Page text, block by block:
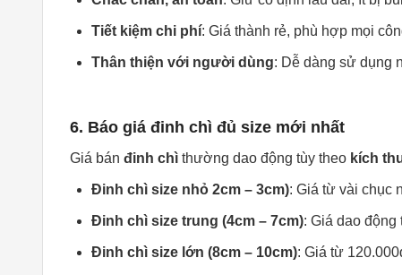
Tiết kiệm chi phí: Giá thành rẻ, phù hợp mọi
Thân thiện với người dùng: Dễ dàng sử dụng
6. Báo giá đinh chì đủ size mới nhất
Giá bánđinh chì thường dao động tùy theo kích
Đinh chì size nhỏ 2cm – 3cm): Giá từ vài chục
Đinh chì size trung (4cm – 7cm): Giá dao động
Đinh chì size lớn (8cm – 10cm): Giá từ